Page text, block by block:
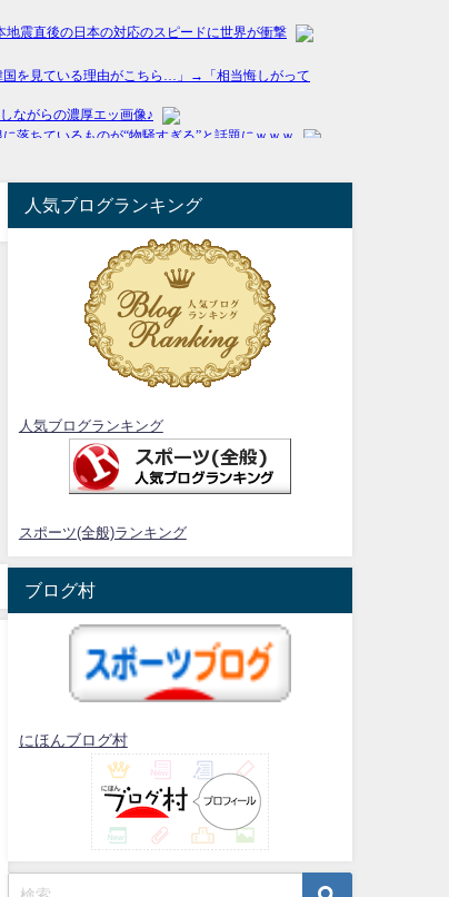
人気ブログランキング
人気ブログランキング
スポーツ(全般)ランキング
ブログ村
にほんブログ村